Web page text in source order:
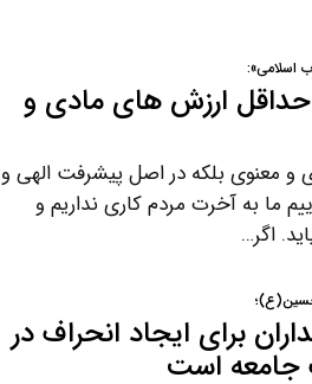
اسلامی»:
حداقل ارزش های مادی و
و معنوی بلکه در اصل پیشرفت الهی و
ما به آخرت مردم کاری نداریم و
اگر…
برای ایجاد انحراف در
جامعه است